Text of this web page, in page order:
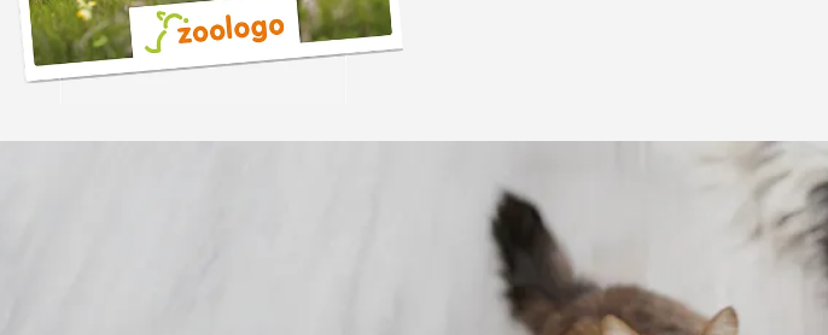
„Gute Erfahrung mit
Zoologo,schnelle Lieferung, alles
top“